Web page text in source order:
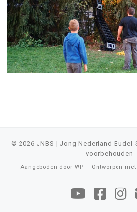
© 2026 JNBS | Jong Nederland
voorbehouden
Aangeboden door WP – Ontworpen met